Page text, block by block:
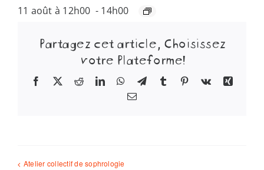
11 août à 12h00 - 14h00
Partagez cet article, Choisissez
votre Plateforme!
Facebook
X RedditLinkedInWhatsApp
TelegramTumblr Pinterest
Vk
Xing
Email
Atelier collectif de sophrologie